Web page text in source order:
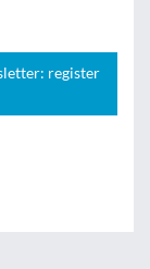
register